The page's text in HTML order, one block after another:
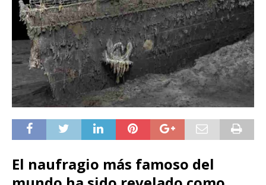
El naufragio más famoso del